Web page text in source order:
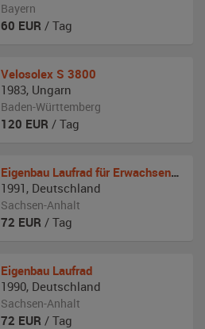
Bayern
60 EUR / Tag
Velosolex S 3800
1983, Ungarn
Baden-Württemberg
120 EUR / Tag
Eigenbau Laufrad für Erwachsende
1991 , Deutschland
Sachsen-Anhalt
72 EUR / Tag
Eigenbau Laufrad
1990, Deutschland
Sachsen-Anhalt
72 EUR / Tag